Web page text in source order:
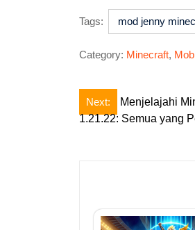
Tags: mod jenny
Category: Minecraft,
Post
navigation
Next:
Menjelajahi
1.21.22: Semua yang